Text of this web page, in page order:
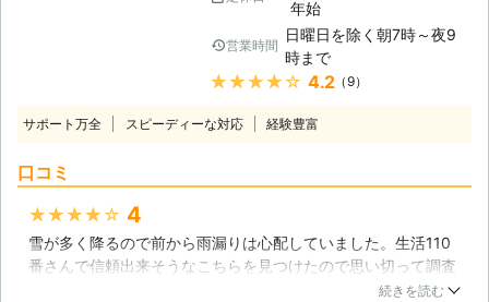
ものですから、油断は禁物です。も
し、少しでも雨漏りしていると感じた
ら、早めに当社にご相談ください。私
達は皆様からのご依頼に迅速に、そし
多い雨漏りの原因】 石川県はその全
られない方も居るかもしれませんが、
屋根の上に降り積もった雪は、やがて
溶けて水になります。そうなった時、
年始
営業時間
日曜日を除く朝7時～夜9
時まで
★★★★★ 4.2 （9）
サポート万全 スピーディーな対応 経験豊富
口コミ
★★★★★ 4
雪が多く降るので前から雨漏りは心配していました。生活110
番さんで信頼出来そうなこちらを見つけたので思い切って調査
を依頼したところ、やはり雨漏りが見つかりました。雪が降る
続きを読む